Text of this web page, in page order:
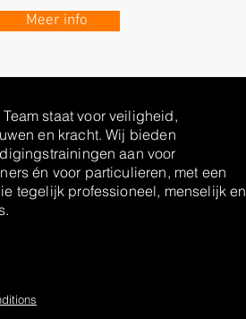
Meer info
Team staat voor veiligheid,
en kracht. Wij bieden
aan voor
én voor particulieren, met een
tegelijk professioneel, menselijk en